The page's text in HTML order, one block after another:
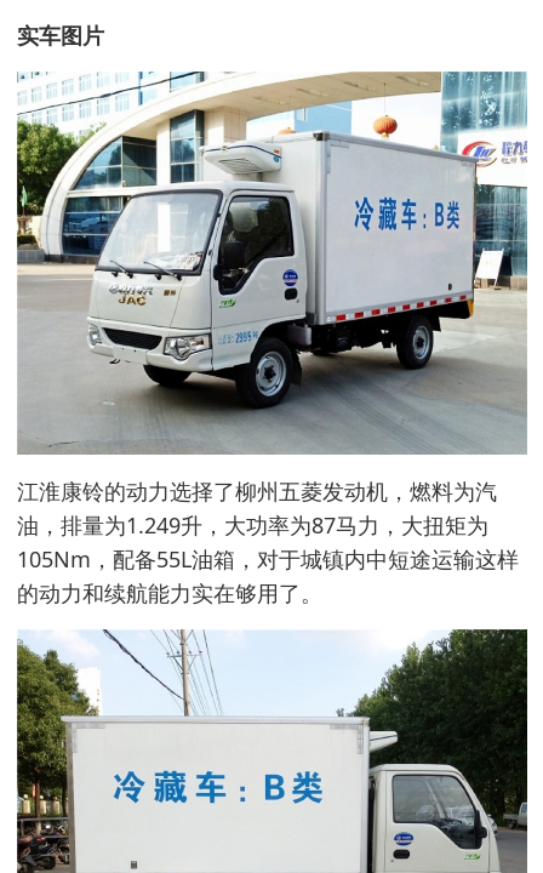
实车图片
江淮康铃的动力选择了柳州五菱发动机，燃料为汽
油，排量为1.249升，大功率为87马力，大扭矩为
105Nm，配备55L油箱，对于城镇内中短途运输这样
的动力和续航能力实在够用了。